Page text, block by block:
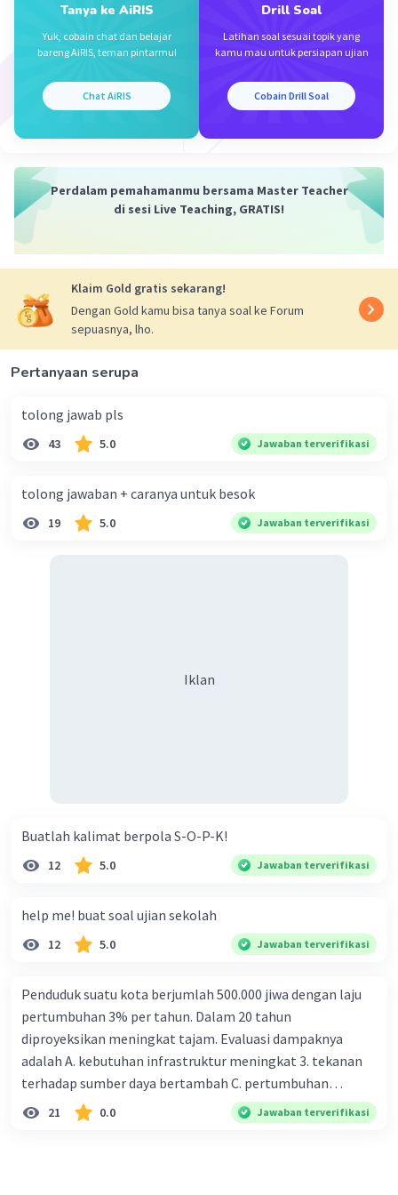
C = 35
Harus ditanyakan kepada gurunya, soal ini jika
Beri Rating·0.0 Balas
Tanya ke AiRIS
Yuk, cobain chat dan belajar
bareng AiRIS, teman pintarmu!
Chat AiRIS
Drill Soal
Latihan soal sesuai topik yang
kamu mau untuk persiapan ujian
Cobain Drill Soal
Perdalam pemahamanmu bersama Master Teacher
di sesi Live Teaching, GRATIS!
Klaim Gold gratis sekarang!
Dengan Gold kamu bisa tanya soal ke Forum
sepuasnya, lho.
Pertanyaan serupa
tolong jawab pls
43 5.0 Jawaban terverifikasi
tolong jawaban + caranya untuk besok
19 5.0 Jawaban terverifikasi
Iklan
Buatlah kalimat berpola S-O-P-K!
12 5.0 Jawaban terverifikasi
help me! buat soal ujian sekolah
12 5.0 Jawaban terverifikasi
Penduduk suatu kota berjumlah 500.000 jiwa dengan laju
pertumbuhan 3% per tahun. Dalam 20 tahun
diproyeksikan meningkat tajam. Evaluasi dampaknya
adalah A. kebutuhan infrastruktur meningkat 3. tekanan
terhadap sumber daya bertambah C. pertumbuhan
eksponensial berdampak jangka panjang D. tidak
memengaruhi tata ruang E. proyeksi penduduk penting
21 0.0 Jawaban terverifikasi